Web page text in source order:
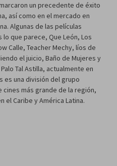
un precedente de éxito
así como en el mercado en
Algunas de las películas
que parece, Que León, Los
Calle, Teacher Mechy, líos de
el juicio, Baño de Mujeres y
Tal Astilla, actualmente en
es una división del grupo
cines más grande de la región,
el Caribe y América Latina.